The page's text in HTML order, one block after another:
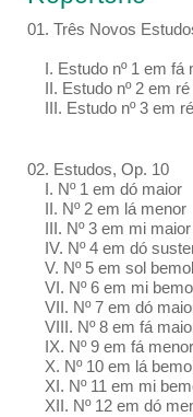
01. Três Novos
I. Estudo nº 1 em fá
II. Estudo nº 2 em ré
III. Estudo nº 3 em
02. Estudos, Op. 10
I. Nº 1 em dó maior
II. Nº 2 em lá menor
III. Nº 3 em mi maior
IV. Nº 4 em dó
V. Nº 5 em sol
VI. Nº 6 em mi
VII. Nº 7 em dó
VIII. Nº 8 em fá
IX. Nº 9 em fá menor
X. Nº 10 em lá
XI. Nº 11 em mi
XII. Nº 12 em dó